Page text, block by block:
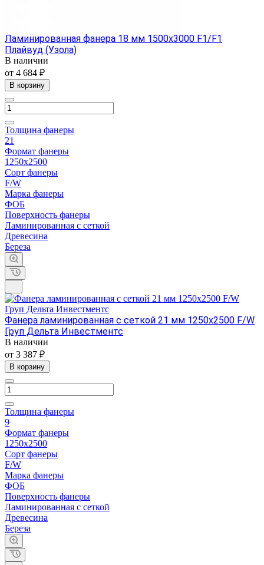
Ламинированная фанера 18 мм 1500х3000 F1/F1
Плайвуд (Узола)
В наличии
от 4 684 ₽
В корзину
Толщина фанеры
21
Формат фанеры
1250х2500
Сорт фанеры
F/W
Марка фанеры
ФОБ
Поверхность фанеры
Ламинированная с сеткой
Древесина
Береза
Фанера ламинированная с сеткой 21 мм 1250х2500 F/W
Груп Дельта Инвестментс
В наличии
от 3 387 ₽
В корзину
Толщина фанеры
9
Формат фанеры
1250х2500
Сорт фанеры
F/W
Марка фанеры
ФОБ
Поверхность фанеры
Ламинированная с сеткой
Древесина
Береза